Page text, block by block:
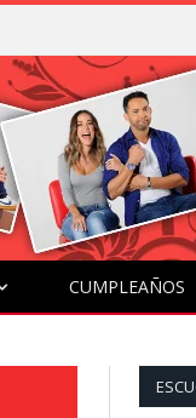
CUMPLEAÑOS